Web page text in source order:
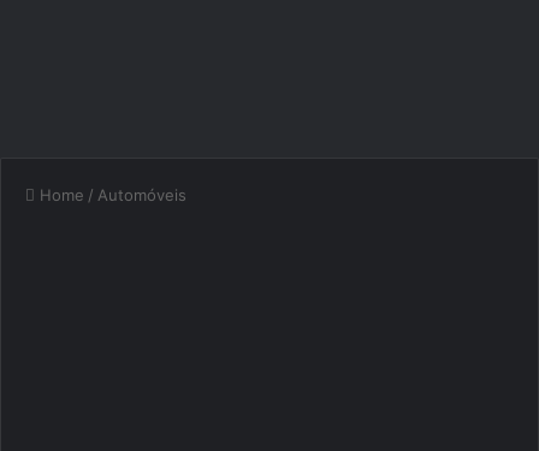
Home / Automóveis